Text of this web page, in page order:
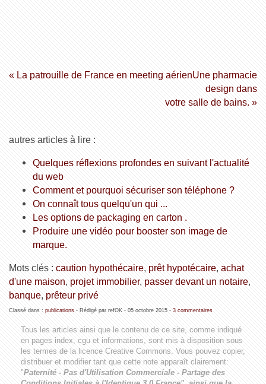
« La patrouille de France en meeting aérienUne pharmacie
design dans
votre salle de bains. »
autres articles à lire :
Quelques réflexions profondes en suivant l'actualité
du web
Comment et pourquoi sécuriser son téléphone ?
On connaît tous quelqu'un qui ...
Les options de packaging en carton .
Produire une vidéo pour booster son image de
marque.
Mots clés : caution hypothécaire, prêt hypotécaire, achat
d'une maison, projet immobilier, passer devant un notaire,
banque, prêteur privé
Classé dans : publications- Rédigé par refOK - 05 octobre 2015- 3 commentaires
Tous les articles ainsi que le contenu de ce site, comme indiqué
en pages index, cgu et informations, sont mis à disposition sous
les termes de la licence Creative Commons. Vous pouvez copier,
distribuer et modifier tant que cette note apparaît clairement:
"Paternité - Pas d'Utilisation Commerciale - Partage des